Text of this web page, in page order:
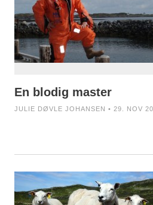
En blodig master
JULIE DØVLE JOHANSEN • 29. NOV